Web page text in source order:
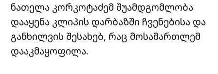
ნათელა კორკოტაძემ შუამდგომლობა
დააყენა კლიპის დარბაზში ჩვენებისა და
განხილვის შესახებ, რაც მოსამართლემ
დააკმაყოფილა.